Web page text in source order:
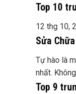
Top 10
12 thg 10,
Sửa
Tự hào là
nhất.
Top 9